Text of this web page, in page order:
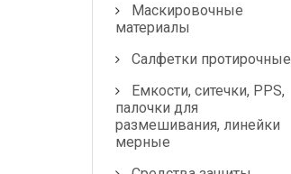
Средства защиты
Крепежные системы
Батарейки и
Маскировочные
материалы
Салфетки протирочные
Емкости, ситечки, PPS,
палочки для
размешивания, линейки
мерные